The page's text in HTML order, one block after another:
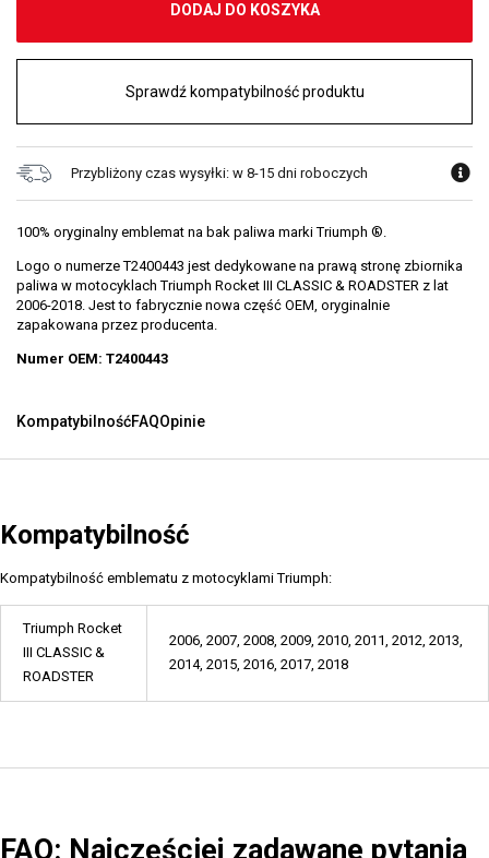
DODAJ DO KOSZYKA
Sprawdź kompatybilność produktu
Przybliżony czas wysyłki: w 8-15 dni roboczych
100% oryginalny emblemat na bak paliwa marki Triumph ®.
Logo o numerze T2400443 jest dedykowane na prawą stronę zbiornika
paliwa w motocyklach Triumph Rocket III CLASSIC & ROADSTER z lat
2006-2018. Jest to fabrycznie nowa część OEM, oryginalnie
zapakowana przez producenta.
Numer OEM: T2400443
KompatybilnośćFAQOpinie
Kompatybilność
Kompatybilność emblematu z motocyklami Triumph:
Triumph Rocket
III CLASSIC &
ROADSTER
2006, 2007, 2008, 2009, 2010, 2011, 2012, 2013,
2014, 2015, 2016, 2017, 2018
FAQ: Najczęściej zadawane pytania